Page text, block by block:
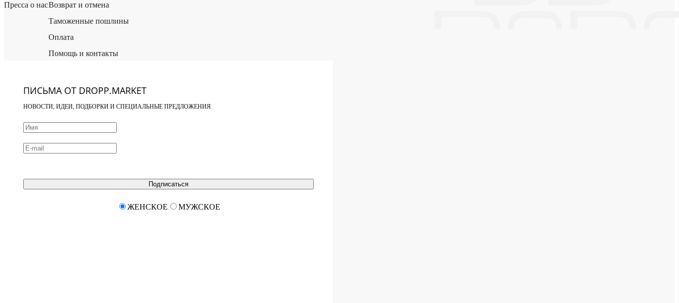
Пресса о насВозврат и отмена
Таможенные пошлины
Оплата
Помощь и контакты
ПИСЬМА ОТ DROPP.MARKET
НОВОСТИ, ИДЕИ, ПОДБОРКИ И СПЕЦИАЛЬНЫЕ ПРЕДЛОЖЕНИЯ
Подписаться
ЖЕНСКОЕ МУЖСКОЕ